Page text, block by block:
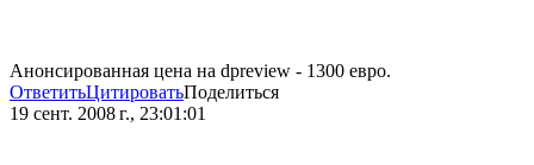
Анонсированная цена на dpreview - 1300 евро.
ОтветитьЦитироватьПоделиться
19 сент. 2008 г., 23:01:01